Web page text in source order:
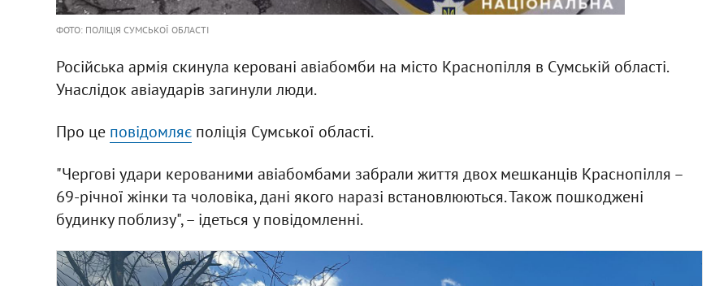
ФОТО: ПОЛІЦІЯ СУМСЬКОЇ ОБЛАСТІ
Російська армія скинула керовані авіабомби на місто Краснопілля в Сумській області.
Унаслідок авіаударів загинули люди.
Про це повідомляєполіція Сумської області.
"Чергові удари керованими авіабомбами забрали життя двох мешканців Краснопілля –
69-річної жінки та чоловіка, дані якого наразі встановлюються. Також пошкоджені
будинку поблизу", – ідеться у повідомленні.